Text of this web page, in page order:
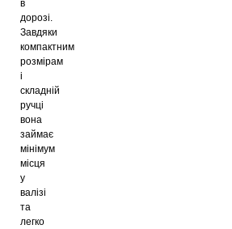
в
дорозі.
Завдяки
компактним
розмірам
і
складній
ручці
вона
займає
мінімум
місця
у
валізі
та
легко